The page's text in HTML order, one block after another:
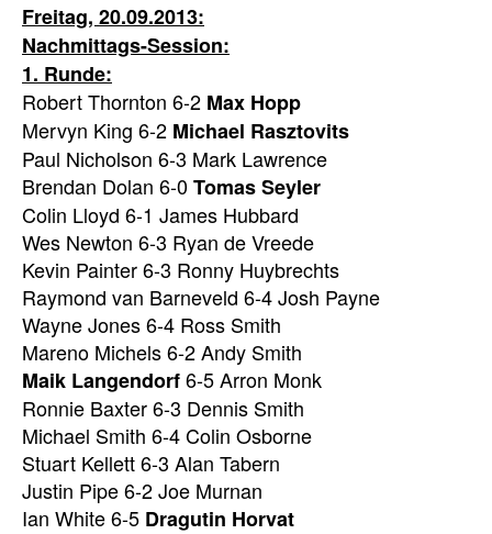
Freitag, 20.09.2013:
Nachmittags-Session:
1. Runde:
Robert Thornton 6-2 Max Hopp
Mervyn King 6-2 Michael Rasztovits
Paul Nicholson 6-3 Mark Lawrence
Brendan Dolan 6-0Tomas Seyler
Colin Lloyd 6-1 James Hubbard
Wes Newton 6-3 Ryan de Vreede
Kevin Painter 6-3 Ronny Huybrechts
Raymond van Barneveld 6-4 Josh Payne
Wayne Jones 6-4 Ross Smith
Mareno Michels 6-2 Andy Smith
Maik Langendorf6-5 Arron Monk
Ronnie Baxter 6-3 Dennis Smith
Michael Smith 6-4 Colin Osborne
Stuart Kellett 6-3 Alan Tabern
Justin Pipe 6-2 Joe Murnan
Ian White 6-5 Dragutin Horvat